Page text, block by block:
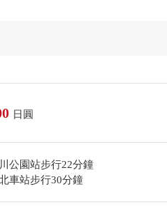
日圓
公園站步行22分鐘
車站步行30分鐘